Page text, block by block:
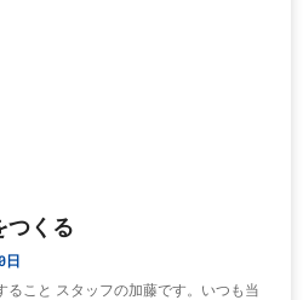
つくる
日
ること スタッフの加藤です。いつも当